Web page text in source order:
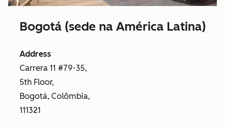
Bogotá (sede na América Latina)
Address
Carrera 11 #79-35,
5th Floor,
Bogotá, Colômbia,
111321